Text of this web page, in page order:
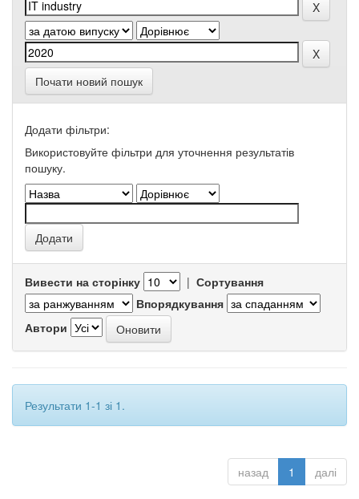
Почати новий пошук
Додати фільтри:
Використовуйте фільтри для уточнення результатів
пошуку.
Вивести на сторінку | Сортування
Впорядкування
Автори
Результати 1-1 зі 1.
назад 1 далі